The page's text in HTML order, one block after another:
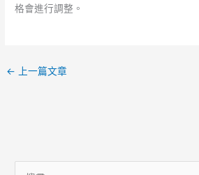
格會進行調整。
← 上一篇文章